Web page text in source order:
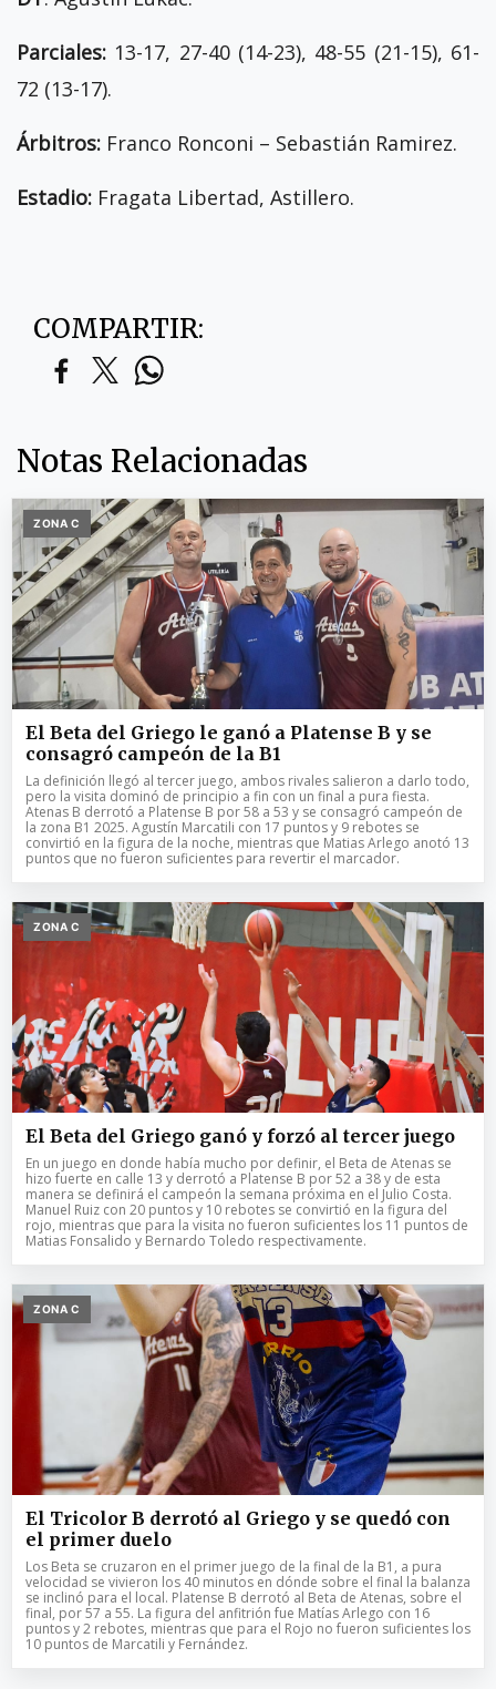
Parciales: 13-17, 27-40 (14-23), 48-55 (21-15), 61-
72 (13-17).
Árbitros: Franco Ronconi – Sebastián Ramirez.
Estadio: Fragata Libertad, Astillero.
COMPARTIR:
Notas Relacionadas
ZONA C
El Beta del Griego le ganó a Platense B y se
consagró campeón de la B1
La definición llegó al tercer juego, ambos rivales salieron a darlo todo,
pero la visita dominó de principio a fin con un final a pura fiesta.
Atenas B derrotó a Platense B por 58 a 53 y se consagró campeón de
la zona B1 2025. Agustín Marcatili con 17 puntos y 9 rebotes se
convirtió en la figura de la noche, mientras que Matias Arlego anotó 13
puntos que no fueron suficientes para revertir el marcador.
ZONA C
El Beta del Griego ganó y forzó al tercer juego
En un juego en donde había mucho por definir, el Beta de Atenas se
hizo fuerte en calle 13 y derrotó a Platense B por 52 a 38 y de esta
manera se definirá el campeón la semana próxima en el Julio Costa.
Manuel Ruiz con 20 puntos y 10 rebotes se convirtió en la figura del
rojo, mientras que para la visita no fueron suficientes los 11 puntos de
Matias Fonsalido y Bernardo Toledo respectivamente.
ZONA C
El Tricolor B derrotó al Griego y se quedó con
el primer duelo
Los Beta se cruzaron en el primer juego de la final de la B1, a pura
velocidad se vivieron los 40 minutos en dónde sobre el final la balanza
se inclinó para el local. Platense B derrotó al Beta de Atenas, sobre el
final, por 57 a 55. La figura del anfitrión fue Matías Arlego con 16
puntos y 2 rebotes, mientras que para el Rojo no fueron suficientes los
10 puntos de Marcatili y Fernández.